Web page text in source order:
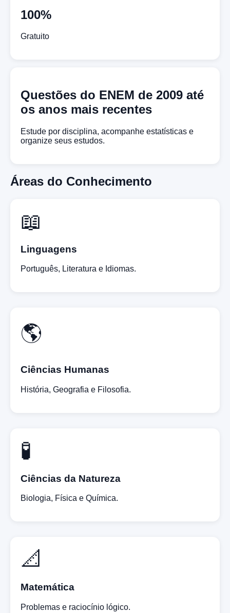
100%
Gratuito
Questões do ENEM de 2009 até
os anos mais recentes
Estude por disciplina, acompanhe estatísticas e
organize seus estudos.
Áreas do Conhecimento
📖
Linguagens
Português, Literatura e Idiomas.
🌎
Ciências Humanas
História, Geografia e Filosofia.
🧪
Ciências da Natureza
Biologia, Física e Química.
📐
Matemática
Problemas e raciocínio lógico.